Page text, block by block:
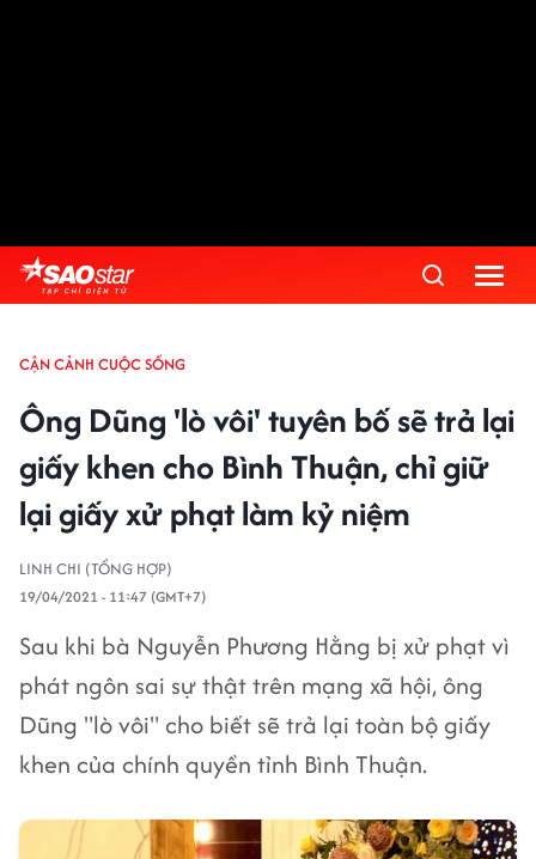
CẬN CẢNH CUỘC SỐNG
Ông Dũng 'lò vôi' tuyên bố sẽ trả lại
giấy khen cho Bình Thuận, chỉ giữ
lại giấy xử phạt làm kỷ niệm
LINH CHI (TỔNG HỢP)
19/04/2021 - 11:47 (GMT+7)
Sau khi bà Nguyễn Phương Hằng bị xử phạt vì
phát ngôn sai sự thật trên mạng xã hội, ông
Dũng "lò vôi" cho biết sẽ trả lại toàn bộ giấy
khen của chính quyền tỉnh Bình Thuận.